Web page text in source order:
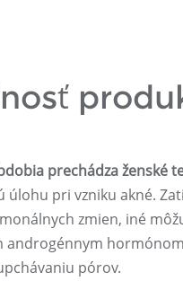
prechádza ženské
pri vzniku akné.
zmien, iné
androgénnym
pórov.